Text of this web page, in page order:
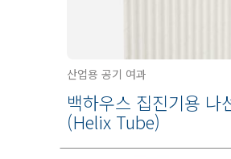
산업용 공기 여과
백하우스 집진기용 나
(Helix Tube)